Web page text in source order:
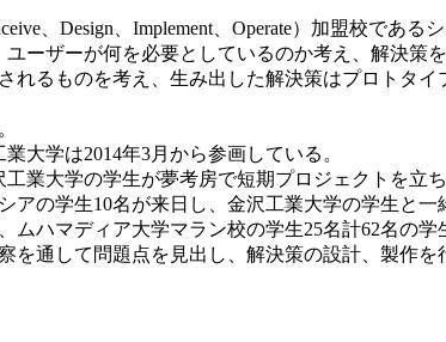
、Design、Implement、Operate）加盟校であ
ーザーが何を必要としているのか考え、解決策
るものを考え、生み出した解決策はプロトタ
大学は2014年3月から参画している。
業大学の学生が夢考房で短期プロジェクトを立
の学生10名が来日し、金沢工業大学の学生と一
ハマディア大学マラン校の学生25名計62名の
通して問題点を見出し、解決策の設計、製作を